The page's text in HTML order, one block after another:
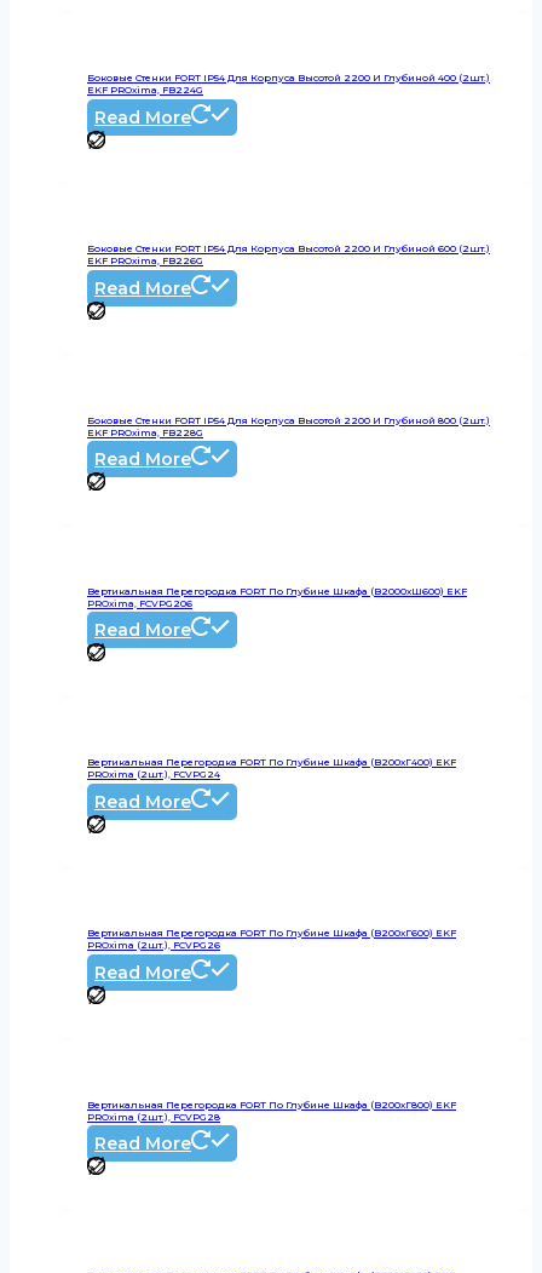
Боковые Стенки FORT IP54 Для Корпуса Высотой 2200 И Глубиной 400 (2шт.)
EKF PROxima, FB224G
Read More
Боковые Стенки FORT IP54 Для Корпуса Высотой 2200 И Глубиной 600 (2шт.)
EKF PROxima, FB226G
Read More
Боковые Стенки FORT IP54 Для Корпуса Высотой 2200 И Глубиной 800 (2шт.)
EKF PROxima, FB228G
Read More
Вертикальная Перегородка FORT По Глубине Шкафа (В2000хШ600) EKF
PROxima, FCVPG206
Read More
Вертикальная Перегородка FORT По Глубине Шкафа (В200хГ400) EKF
PROxima (2шт.), FCVPG24
Read More
Вертикальная Перегородка FORT По Глубине Шкафа (В200хГ600) EKF
PROxima (2шт.), FCVPG26
Read More
Вертикальная Перегородка FORT По Глубине Шкафа (В200хГ800) EKF
PROxima (2шт.), FCVPG28
Read More